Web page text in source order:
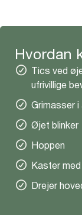
Hvordan
Tics ved
ufrivillige
Grimasser i
Øjet blinker
Hoppen
Kaster
Drejer